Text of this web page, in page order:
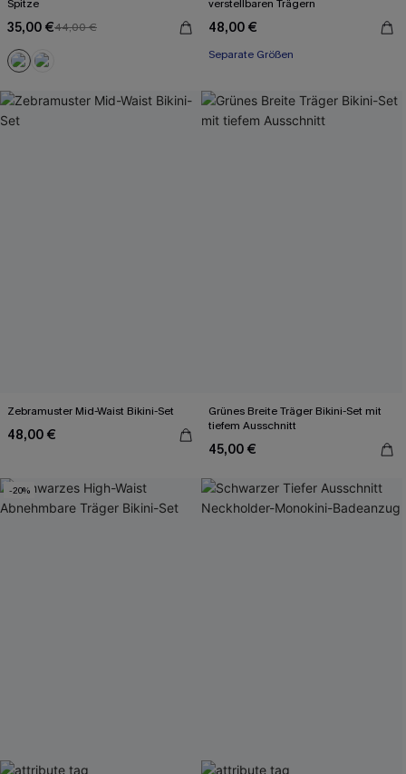
Spitze
35,00 €44,00 €
verstellbaren Trägern
48,00 €
Separate Größen
Zebramuster Mid-Waist Bikini-Set
48,00 €
Grünes Breite Träger Bikini-Set mit
tiefem Ausschnitt
45,00 €
-20%